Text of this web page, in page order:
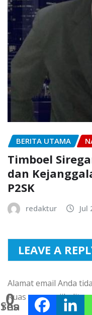
0
Shares
BERITA UTAMA
Timboel
dan
P2SK
redaktur Jul
LEAVE A
Alamat email Anda
Ruas yang wajib